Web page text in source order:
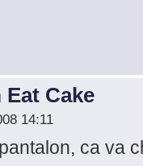
Eat Cake
14:11
ca va